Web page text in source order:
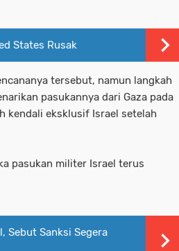
States Rusak
tersebut, namun langkah
pasukannya dari Gaza pada
kendali eksklusif Israel setelah
pasukan militer Israel terus
Sebut Sanksi Segera